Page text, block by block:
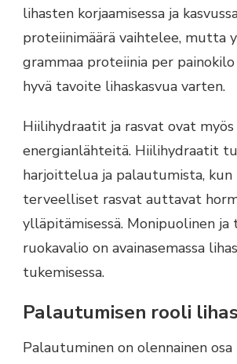
lihasten korjaamisessa ja
proteiinimäärä vaihtelee, mutta
grammaa proteiinia per painokilo
hyvä tavoite lihaskasvua varten.
Hiilihydraatit ja rasvat ovat
energianlähteitä. Hiilihydraatit
harjoittelua ja palautumista, kun
terveelliset rasvat auttavat
ylläpitämisessä. Monipuolinen ja
ruokavalio on avainasemassa
tukemisessa.
Palautumisen rooli
Palautuminen on olennainen osa